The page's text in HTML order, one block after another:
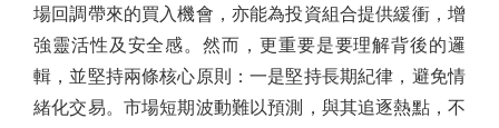
場回調帶來的買入機會，亦能為投資組合提供緩衝，增
強靈活性及安全感。然而，更重要是要理解背後的邏
輯，並堅持兩條核心原則：一是堅持長期紀律，避免情
緒化交易。市場短期波動難以預測，與其追逐熱點，不